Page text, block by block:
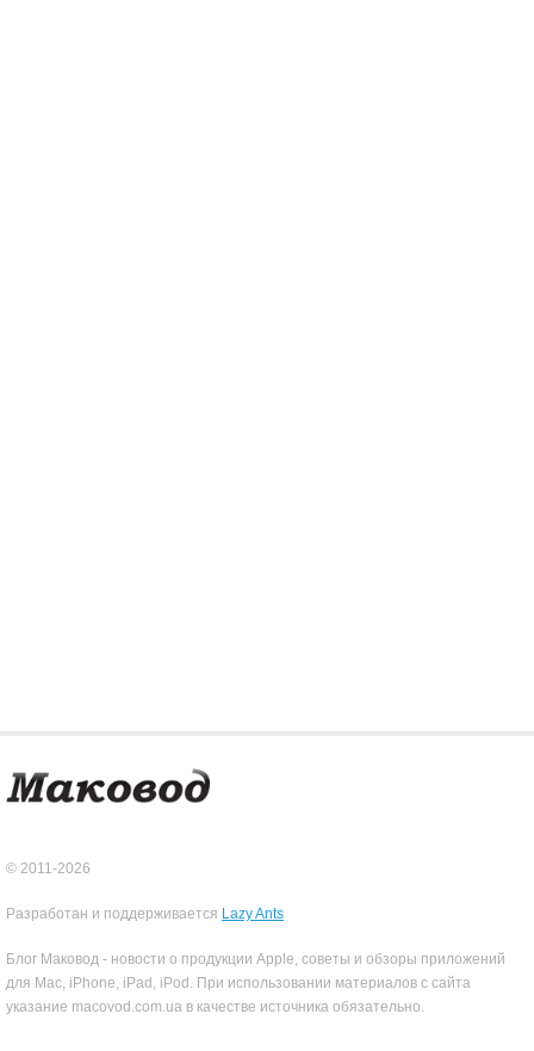
© 2011-2026
Разработан и поддерживается Lazy Ants
Блог Маковод - новости о продукции Apple, советы и обзоры приложений
для Mac, iPhone, iPad, iPod. При использовании материалов с сайта
указание macovod.com.ua в качестве источника обязательно.